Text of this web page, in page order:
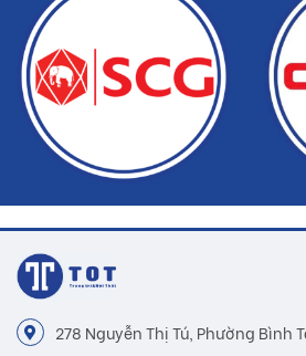
278 Nguyễn Thị Tú, Phường Bình